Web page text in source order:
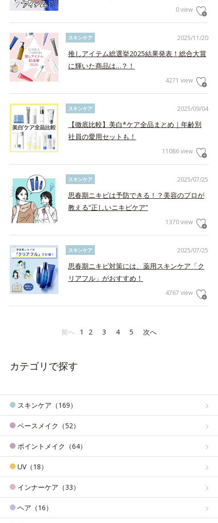
0 view
2025/11/20
スキンケア
推しアイテム総選挙2025結果発表！総合大賞
に輝いた商品は…？！
4271 view
2025/09/04
スキンケア
【徹底比較】美白*ケア全品まとめ｜年齢別
社員の愛用セットも！
11086 view
2025/07/25
スキンケア
思春期ニキビは予防できる！？美容のプロが
教える“正しいニキビケア”
1370 view
2025/07/25
スキンケア
思春期ニキビ対策には、薬用スキンケア「ク
リアフル」がおすすめ！
4767 view
前へ 1 2 3 4 5 次へ
カテゴリで探す
スキンケア（169）
ベースメイク（52）
ポイントメイク（64）
UV（18）
インナーケア（33）
ヘア（16）